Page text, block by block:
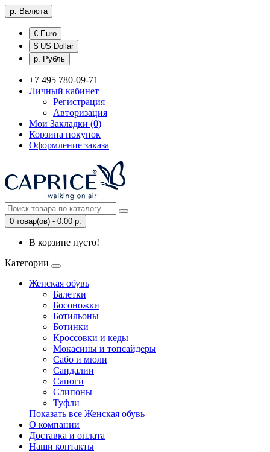
р. Валюта
€ Euro
$ US Dollar
р. Рубль
+7 495 780-09-71
Личный кабинет
Регистрация
Авторизация
Мои Закладки (0)
Корзина покупок
Оформление заказа
0 товар(ов) - 0.00 р.
В корзине пусто!
Категории
Женская обувь
Балетки
Босоножки
Ботильоны
Ботинки
Кроссовки и кеды
Мокасины и топсайдеры
Сабо и мюли
Сандалии
Сапоги
Слипоны
Туфли
Показать все Женская обувь
О компании
Доставка и оплата
Наши контакты